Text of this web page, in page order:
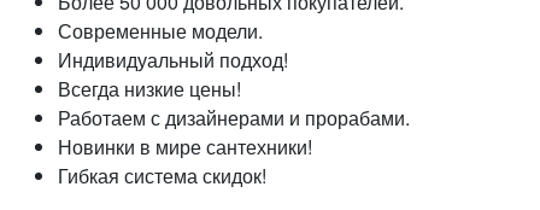
Современные модели.
Индивидуальный подход!
Всегда низкие цены!
Работаем с дизайнерами и прорабами.
Новинки в мире сантехники!
Гибкая система скидок!